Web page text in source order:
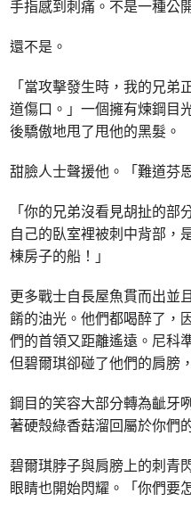
手指感到刺痛。不是一種公
還不是。
「當攻擊發生時，我的兄
道傷口。」一個擁有煉鋼目
後驕傲地甩了甩他的黑髮。
甜臉人士聲援他。「難道芬
「你的兄弟沒看見胡扯的
自己的臥室裡被刺中背部，
棟房子的船！」
更多戰士自長屋魚貫而出並
餚的油光。他們都喝醉了，
們的首領又距離遙遠。尼科
但碧爾琪卻碰了他們的肩膀
鋼目的笑容大部分轉為齜牙
著硬殼綠香菇溜回屬於你們
碧爾琪脖子與肩膀上的刺青
眼睛也開始閃耀。「你們要